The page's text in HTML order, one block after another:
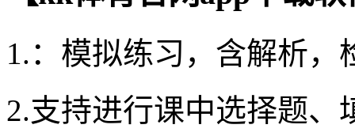
1.：模拟练习，含解析，
2.支持进行课中选择题